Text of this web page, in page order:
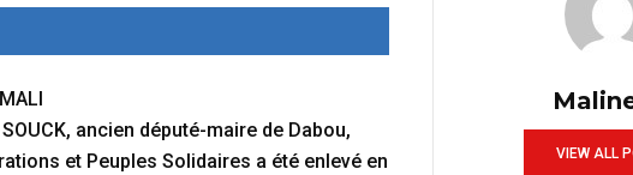
ancien député-maire de Dabou,
et Peuples Solidaires a été enlevé en
VIEW ALL